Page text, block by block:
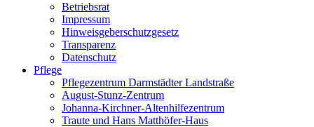
Betriebsrat
Impressum
Hinweisgeberschutzgesetz
Transparenz
Datenschutz
Pflege
Pflegezentrum Darmstädter Landstraße
August-Stunz-Zentrum
Johanna-Kirchner-Altenhilfezentrum
Traute und Hans Matthöfer-Haus